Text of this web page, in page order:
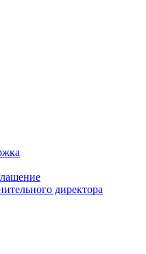
директора